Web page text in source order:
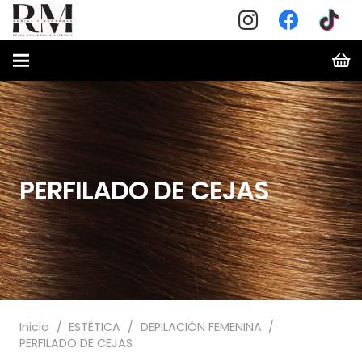
PERFILADO DE CEJAS
Inicio / ESTÉTICA / DEPILACIÓN FEMENINA /
PERFILADO DE CEJAS